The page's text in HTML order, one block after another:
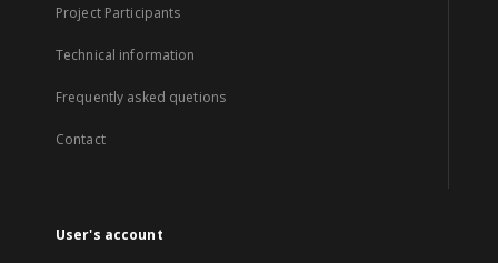
Project Participants
Technical information
Frequently asked quetions
Contact
User's account